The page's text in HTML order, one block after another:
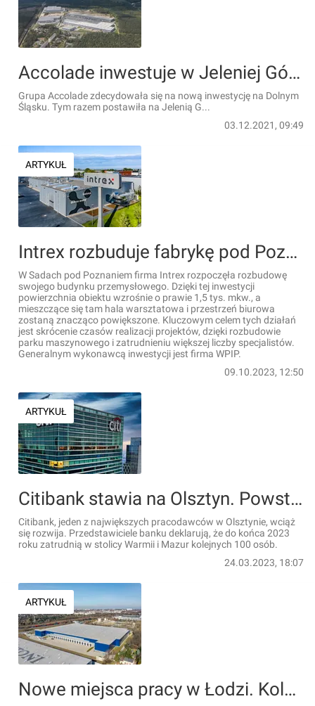
Accolade inwestuje w Jeleniej Górze. Będą nowe miejsca pracy
Grupa Accolade zdecydowała się na nową inwestycję na Dolnym
Śląsku. Tym razem postawiła na Jelenią G...
03.12.2021, 09:49
ARTYKUŁ
Intrex rozbuduje fabrykę pod Poznaniem. Powstaną nowe miejsca pracy
W Sadach pod Poznaniem firma Intrex rozpoczęła rozbudowę
swojego budynku przemysłowego. Dzięki tej inwestycji
powierzchnia obiektu wzrośnie o prawie 1,5 tys. mkw., a
mieszczące się tam hala warsztatowa i przestrzeń biurowa
zostaną znacząco powiększone. Kluczowym celem tych działań
jest skrócenie czasów realizacji projektów, dzięki rozbudowie
parku maszynowego i zatrudnieniu większej liczby specjalistów.
Generalnym wykonawcą inwestycji jest firma WPIP.
09.10.2023, 12:50
ARTYKUŁ
Citibank stawia na Olsztyn. Powstaną kolejne nowe miejsca pracy
Citibank, jeden z największych pracodawców w Olsztynie, wciąż
się rozwija. Przedstawiciele banku deklarują, że do końca 2023
roku zatrudnią w stolicy Warmii i Mazur kolejnych 100 osób.
24.03.2023, 18:07
ARTYKUŁ
Nowe miejsca pracy w Łodzi. Kolejna inwestycja Panattoni gotowa!